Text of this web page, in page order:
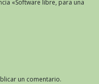
«Software libre, para una
un comentario.